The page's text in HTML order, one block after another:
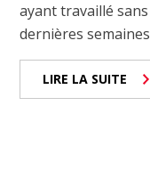
ayant travaillé
dernières
LIRE LA SUITE